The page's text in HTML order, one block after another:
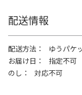
配送情報
配送方法
ゆうパケ
お届け日
指定不可
のし
対応不可